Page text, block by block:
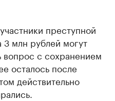
преступной
млн рублей могут
с сохранением
осталось после
действительно